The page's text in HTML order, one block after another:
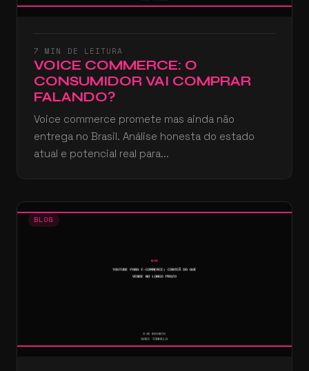
7 MIN DE LEITURA
VOICE COMMERCE: O
CONSUMIDOR VAI COMPRAR
FALANDO?
Voice commerce promete mas ainda não
entrega no Brasil. Análise honesta do estado
atual e potencial real para...
BLOG